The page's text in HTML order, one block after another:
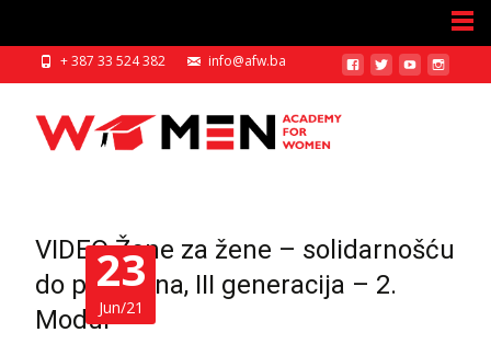
+ 387 33 524 382 info@afw.ba
23
Jun/21
VIDEO Žene za žene – solidarnošću
do promjena, III generacija – 2.
Modul